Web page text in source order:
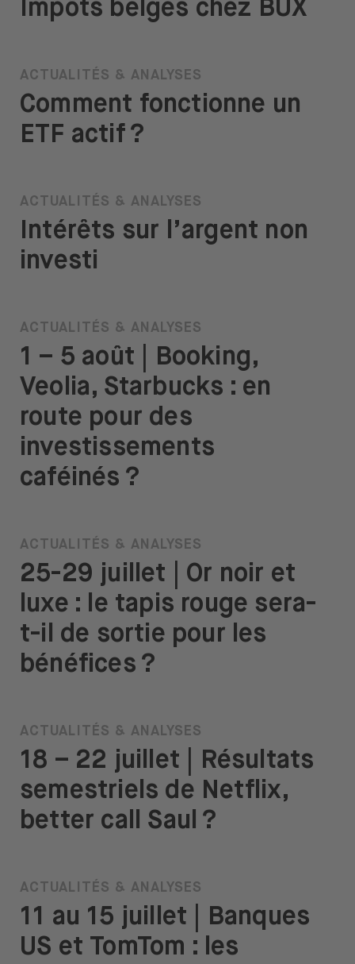
Impôts belges chez BUX
ACTUALITÉS & ANALYSES
Comment fonctionne un
ETF actif ?
ACTUALITÉS & ANALYSES
Intérêts sur l’argent non
investi
ACTUALITÉS & ANALYSES
1 – 5 août | Booking,
Veolia, Starbucks : en
route pour des
investissements
caféinés ?
ACTUALITÉS & ANALYSES
25-29 juillet | Or noir et
luxe : le tapis rouge sera-
t-il de sortie pour les
bénéfices ?
ACTUALITÉS & ANALYSES
18 – 22 juillet | Résultats
semestriels de Netflix,
better call Saul ?
ACTUALITÉS & ANALYSES
11 au 15 juillet | Banques
US et TomTom : les